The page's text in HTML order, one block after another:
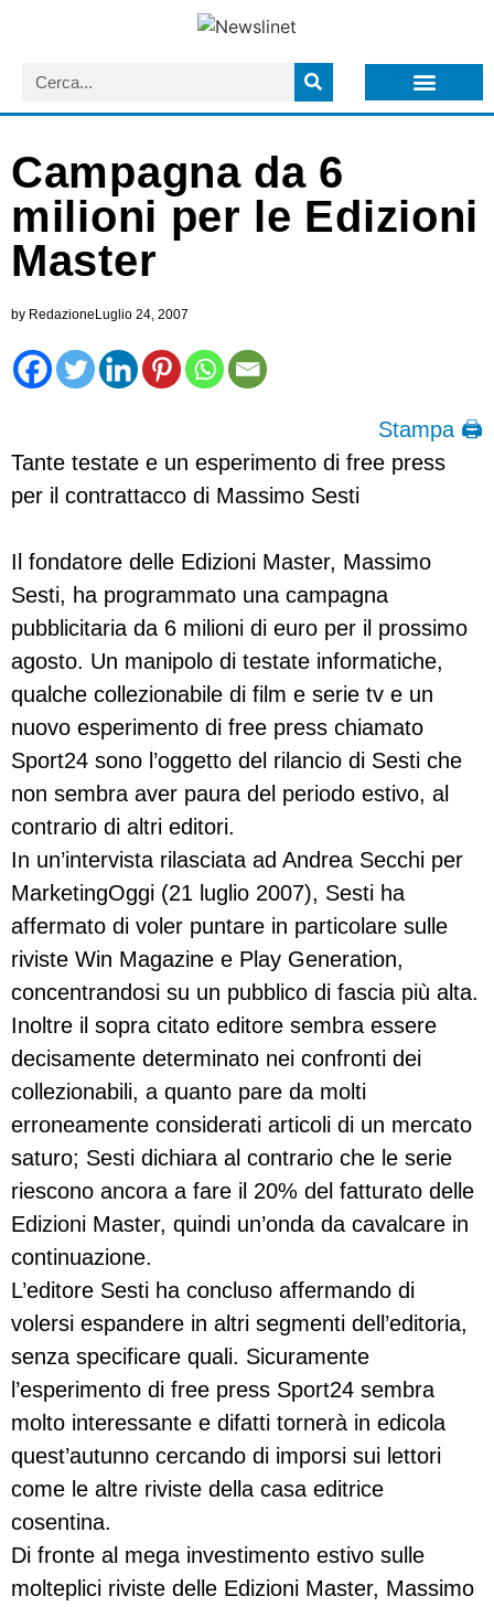
Campagna da 6
milioni per le Edizioni
Master
by RedazioneLuglio 24, 2007
Stampa 🖨
Tante testate e un esperimento di free press
per il contrattacco di Massimo Sesti
Il fondatore delle Edizioni Master, Massimo
Sesti, ha programmato una campagna
pubblicitaria da 6 milioni di euro per il prossimo
agosto. Un manipolo di testate informatiche,
qualche collezionabile di film e serie tv e un
nuovo esperimento di free press chiamato
Sport24 sono l’oggetto del rilancio di Sesti che
non sembra aver paura del periodo estivo, al
contrario di altri editori.
In un’intervista rilasciata ad Andrea Secchi per
MarketingOggi (21 luglio 2007), Sesti ha
affermato di voler puntare in particolare sulle
riviste Win Magazine e Play Generation,
concentrandosi su un pubblico di fascia più alta.
Inoltre il sopra citato editore sembra essere
decisamente determinato nei confronti dei
collezionabili, a quanto pare da molti
erroneamente considerati articoli di un mercato
saturo; Sesti dichiara al contrario che le serie
riescono ancora a fare il 20% del fatturato delle
Edizioni Master, quindi un’onda da cavalcare in
continuazione.
L’editore Sesti ha concluso affermando di
volersi espandere in altri segmenti dell’editoria,
senza specificare quali. Sicuramente
l’esperimento di free press Sport24 sembra
molto interessante e difatti tornerà in edicola
quest’autunno cercando di imporsi sui lettori
come le altre riviste della casa editrice
cosentina.
Di fronte al mega investimento estivo sulle
molteplici riviste delle Edizioni Master, Massimo